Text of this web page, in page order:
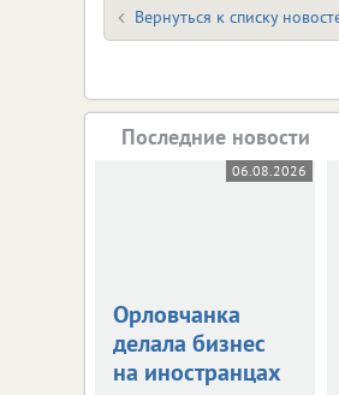
Вернуться к списку
Последние новости
06.08.2026
Орловчанка
делала бизнес
на иностранцах